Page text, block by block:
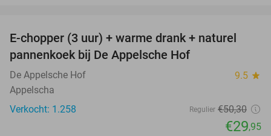
40%
E-chopper (3 uur) + warme drank + naturel
pannenkoek bij De Appelsche Hof
De Appelsche Hof 9.5 star
Appelscha
Verkocht: 1.258
Regulier €50,30
€29,95